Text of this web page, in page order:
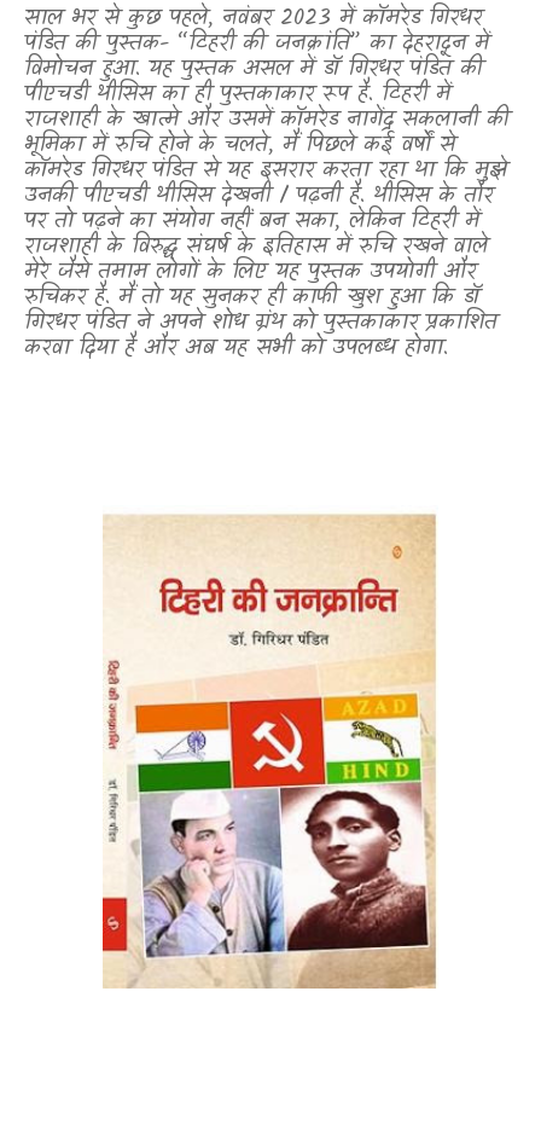
साल भर से कुछ पहले, नवंबर 2023 में कॉमरेड गिरधर
पंडित की पुस्तक- “टिहरी की जनक्रांति” का देहरादून में
विमोचन हुआ. यह पुस्तक असल में डॉ गिरधर पंडित की
पीएचडी थीसिस का ही पुस्तकाकार रूप है. टिहरीमें
राजशाही के खात्मे और उसमें कॉमरेड नागेंद्र सकलानी की
भूमिका में रुचि होने के चलते, मैं पिछले कई वर्षों से
कॉमरेड गिरधर पंडित से यह इसरार करता रहा था कि मुझे
उनकी पीएचडी थीसिस देखनी / पढ़नी है. थीसिस के तौर
पर तो पढ़ने का संयोग नहीं बन सका,लेकिन टिहरी में
राजशाही के विरुद्ध संघर्ष के इतिहास में रुचि रखने वाले
मेरे जैसे तमाम लोगों के लिए यह पुस्तक उपयोगी और
रुचिकर है. मैं तो यह सुनकर ही काफी खुश हुआ कि डॉ
गिरधर पंडितने अपने शोध ग्रंथ को पुस्तकाकार प्रकाशित
करवा दिया है और अब यह सभी को उपलब्ध होगा.